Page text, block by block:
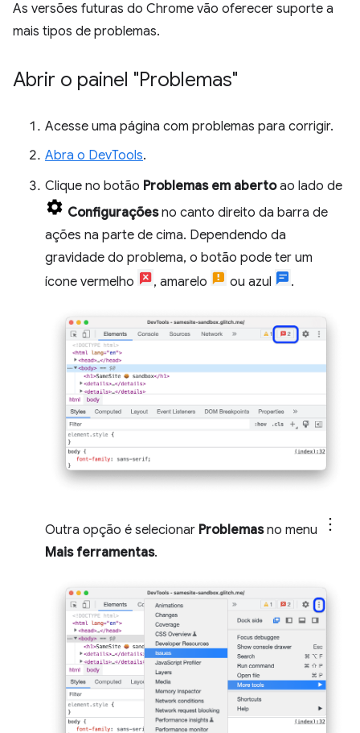
As versões futuras do Chrome vão oferecer suporte a
mais tipos de problemas.
Abrir o painel "Problemas"
Acesse uma página com problemas para corrigir.
Abra o DevTools.
Clique no botão Problemas em abertoao lado de
Configuraçõesno canto direito da barra de
ações na parte de cima. Dependendo da
gravidade do problema, o botão pode ter um
ícone vermelho
, amarelo ou azul .
Outra opção é selecionar Problemasno menu
Mais ferramentas.